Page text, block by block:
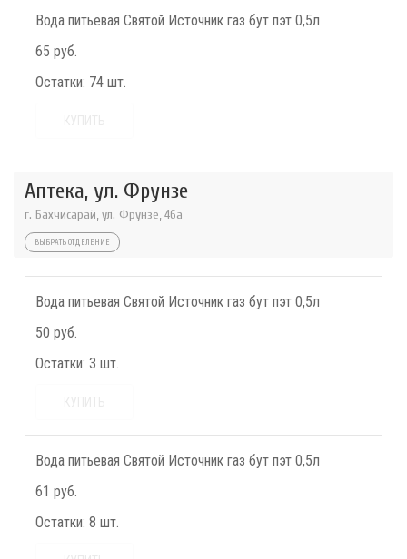
Вода питьевая Святой Источник газ бут пэт 0,5л
65 руб.
Остатки: 74 шт.
Аптека, ул. Фрунзе
г. Бахчисарай, ул. Фрунзе, 46а
ВЫБРАТЬ ОТДЕЛЕНИЕ
Вода питьевая Святой Источник газ бут пэт 0,5л
50 руб.
Остатки: 3 шт.
Вода питьевая Святой Источник газ бут пэт 0,5л
61 руб.
Остатки: 8 шт.